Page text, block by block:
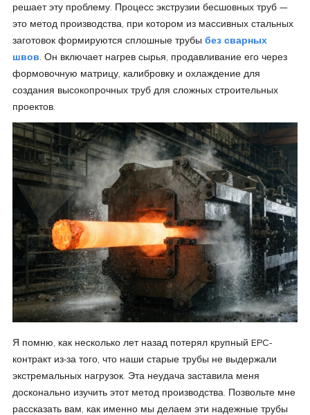
решает эту проблему. Процесс экструзии бесшовных труб —
это метод производства, при котором из массивных стальных
заготовок формируются сплошные трубы без сварных
швов. Он включает нагрев сырья, продавливание его через
формовочную матрицу, калибровку и охлаждение для
создания высокопрочных труб для сложных строительных
проектов.
Я помню, как несколько лет назад потерял крупный EPC-
контракт из-за того, что наши старые трубы не выдержали
экстремальных нагрузок. Эта неудача заставила меня
досконально изучить этот метод производства. Позвольте мне
рассказать вам, как именно мы делаем эти надежные трубы